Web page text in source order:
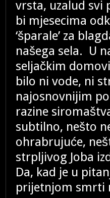
vrsta, uzalud svi
bi mjesecima
‘šparale’ za
našega sela. U
seljačkim
bilo ni vode, ni
najosnovnijim
razine
subtilno, nešto
ohrabrujuće,
strpljivog Joba
Da, kad je u
prijetnjom smrti